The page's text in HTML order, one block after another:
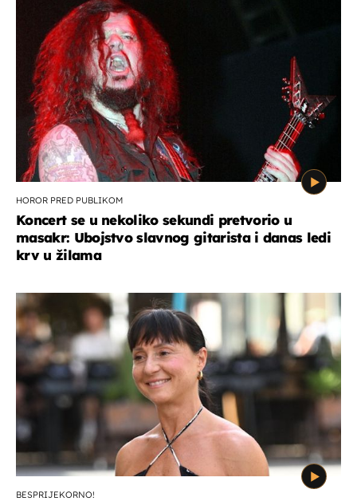
HOROR PRED PUBLIKOM
Koncert se u nekoliko sekundi pretvorio u
masakr: Ubojstvo slavnog gitarista i danas ledi
krv u žilama
BESPRIJEKORNO!